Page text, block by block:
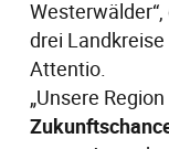
drei
Attentio.
„Unsere